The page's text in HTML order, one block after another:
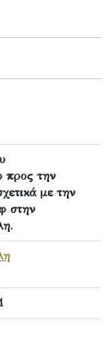
προς την
με την
στην